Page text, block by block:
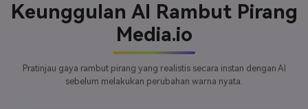
Keunggulan AI Rambut Pirang
Media.io
Pratinjau gaya rambut pirang yang realistis secara instan dengan AI
sebelum melakukan perubahan warna nyata.